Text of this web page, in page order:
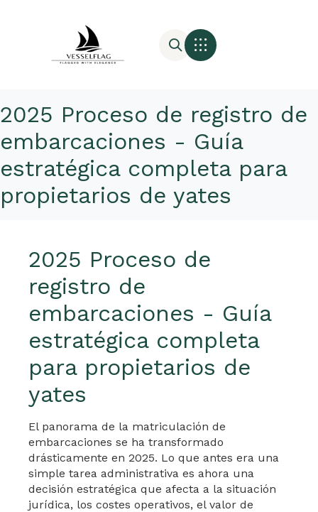
2025 Proceso de registro de
embarcaciones - Guía
estratégica completa para
propietarios de yates
2025 Proceso de
registro de
embarcaciones - Guía
estratégica completa
para propietarios de
yates
El panorama de la matriculación de
embarcaciones se ha transformado
drásticamente en 2025. Lo que antes era una
simple tarea administrativa es ahora una
decisión estratégica que afecta a la situación
jurídica, los costes operativos, el valor de